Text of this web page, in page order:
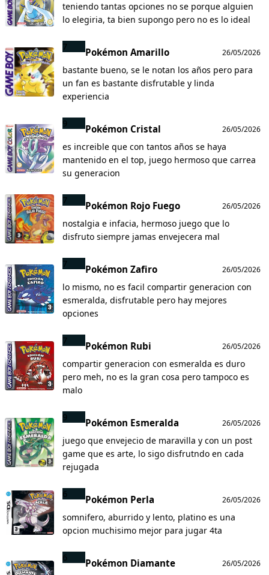
teniendo tantas opciones no se porque alguien
lo elegiria, ta bien supongo pero no es lo ideal
7 Pokémon Amarillo 26/05/2026
bastante bueno, se le notan los años pero para
un fan es bastante disfrutable y linda
experiencia
9 Pokémon Cristal 26/05/2026
es increible que con tantos años se haya
mantenido en el top, juego hermoso que carrea
su generacion
7 Pokémon Rojo Fuego 26/05/2026
nostalgia e infacia, hermoso juego que lo
disfruto siempre jamas envejecera mal
7 Pokémon Zafiro 26/05/2026
lo mismo, no es facil compartir generacion con
esmeralda, disfrutable pero hay mejores
opciones
7 Pokémon Rubi 26/05/2026
compartir generacion con esmeralda es duro
pero meh, no es la gran cosa pero tampoco es
malo
9 Pokémon Esmeralda 26/05/2026
juego que envejecio de maravilla y con un post
game que es arte, lo sigo disfrutndo en cada
rejugada
6 Pokémon Perla 26/05/2026
somnifero, aburrido y lento, platino es una
opcion muchisimo mejor para jugar 4ta
6 Pokémon Diamante 26/05/2026